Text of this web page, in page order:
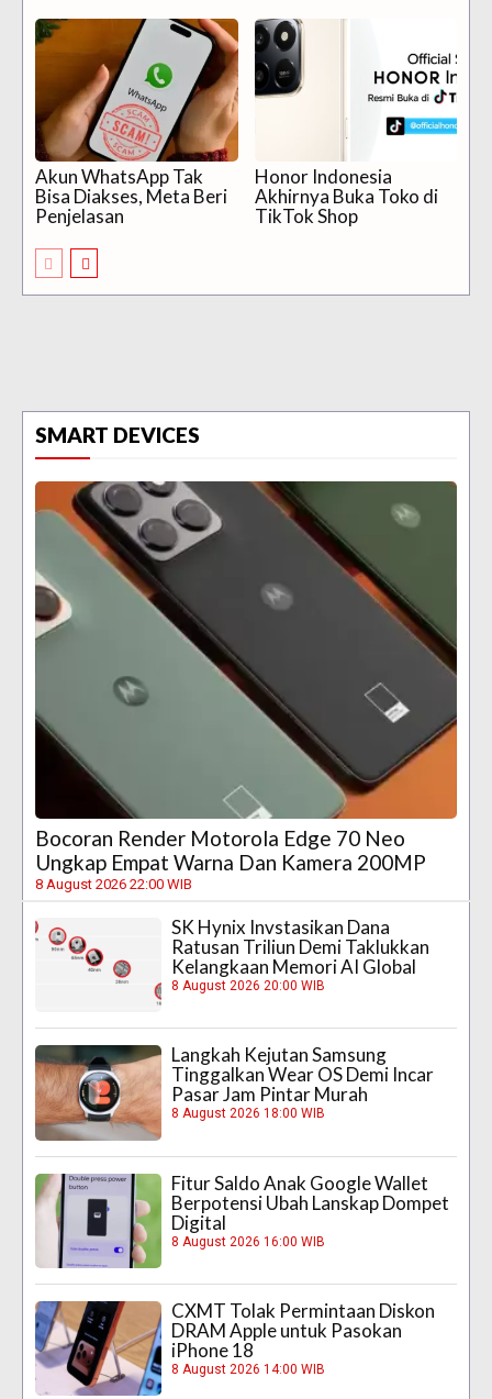
Akun WhatsApp Tak
Bisa Diakses, Meta Beri
Penjelasan
Honor Indonesia
Akhirnya Buka Toko di
TikTok Shop
SMART DEVICES
Bocoran Render Motorola Edge 70 Neo
Ungkap Empat Warna Dan Kamera 200MP
8 August 2026 22:00 WIB
SK Hynix Invstasikan Dana
Ratusan Triliun Demi Taklukkan
Kelangkaan Memori AI Global
8 August 2026 20:00 WIB
Langkah Kejutan Samsung
Tinggalkan Wear OS Demi Incar
Pasar Jam Pintar Murah
8 August 2026 18:00 WIB
Fitur Saldo Anak Google Wallet
Berpotensi Ubah Lanskap Dompet
Digital
8 August 2026 16:00 WIB
CXMT Tolak Permintaan Diskon
DRAM Apple untuk Pasokan
iPhone 18
8 August 2026 14:00 WIB